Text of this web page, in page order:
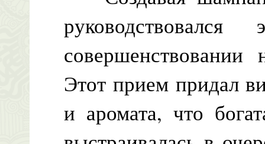
Этот прием придал
и аромата, что